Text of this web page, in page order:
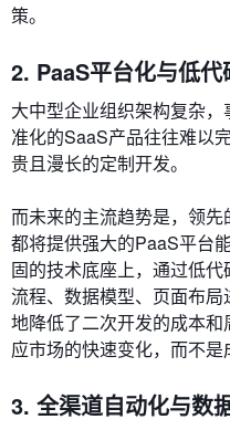
策。
2. PaaS平台化与低
大中型企业组织架构复杂
准化的SaaS产品往往难以
贵且漫长的定制开发。
而未来的主流趋势是，领
都将提供强大的PaaS平台
固的技术底座上，通过低
流程、数据模型、页面布
地降低了二次开发的成本
应市场的快速变化，而不是
3. 全渠道自动化与数